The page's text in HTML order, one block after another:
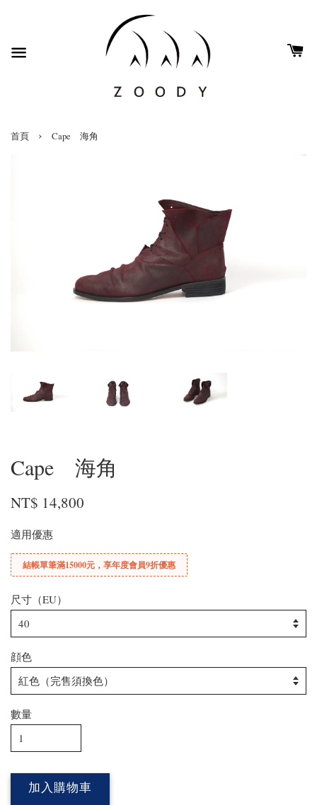
首頁 › Cape 海角
Cape 海角
NT$ 14,800
適用優惠
結帳單筆滿15000元，享年度會員9折優惠
尺寸（EU）
顔色
數量
加入購物車